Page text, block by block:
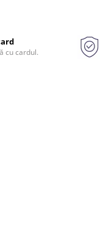
cu cardul.